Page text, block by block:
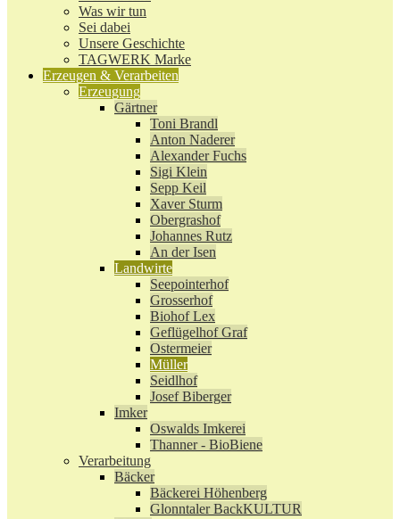
Was wir tun
Sei dabei
Unsere Geschichte
TAGWERK Marke
Erzeugen & Verarbeiten
Erzeugung
Gärtner
Toni Brandl
Anton Naderer
Alexander Fuchs
Sigi Klein
Sepp Keil
Xaver Sturm
Obergrashof
Johannes Rutz
An der Isen
Landwirte
Seepointerhof
Grosserhof
Biohof Lex
Geflügelhof Graf
Ostermeier
Müller
Seidlhof
Josef Biberger
Imker
Oswalds Imkerei
Thanner - BioBiene
Verarbeitung
Bäcker
Bäckerei Höhenberg
Glonntaler BackKULTUR